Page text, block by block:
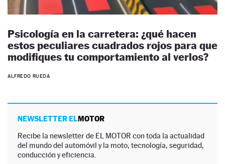
Psicología en la carretera: ¿qué hacen
estos peculiares cuadrados rojos para que
modifiques tu comportamiento al verlos?
ALFREDO RUEDA
NEWSLETTER ELMOTOR
Recibe la newsletter de EL MOTOR con toda la actualidad
del mundo del automóvil y la moto, tecnología, seguridad,
conducción y eficiencia.